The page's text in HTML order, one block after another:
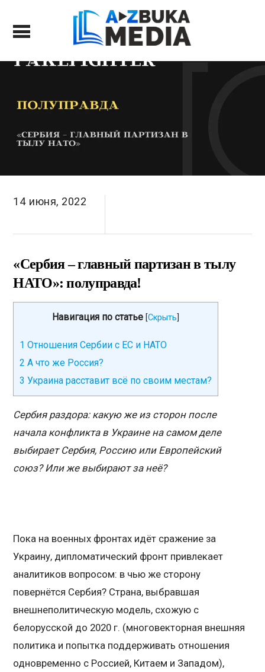
14 июня, 2022
«Сербия – главный партизан в тылу
НАТО»: полуправда!
Навигация по статье [Скрыть
1 Отношения Сербии с ЕС и НАТО
2 А что же Россия?
3 Украина расставит всё по своим местам?
Сербия раздора: какую же из сторон после
начала конфликта в Украине на самом деле
выбирает Сербия, Россию или Европейский
союз? Или же выбирают за неё?
Пока на военных фронтах идёт сражение за
Украину, дипломатический фронт привлекает
аналитиков вопросом: в чью же сторону
повернётся Сербия? Страна, выбравшая
внешнеполитическую модель, схожую с
белорусской до 2020 г. (многовекторная внешняя
политика и попытка поддерживать отношения
одновременно с Россией, Китаем и Западом),